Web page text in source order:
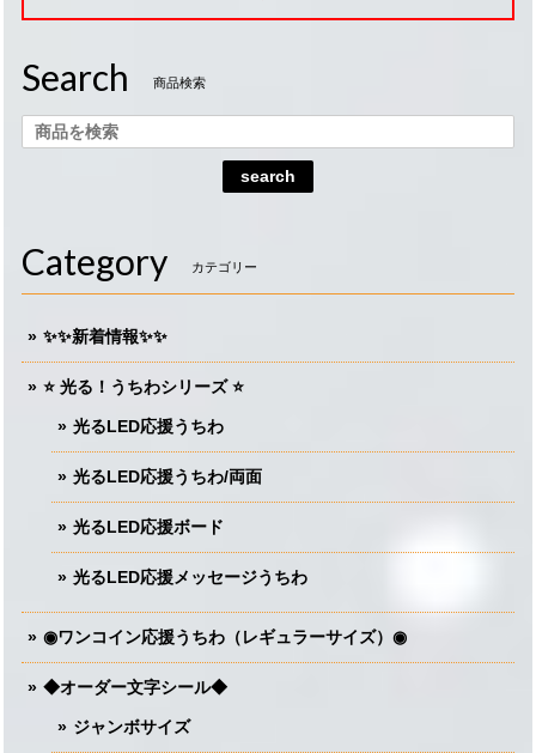
Search 商品検索
search
Category カテゴリー
✨✨新着情報✨✨
⭐️ 光る！うちわシリーズ ⭐️
光るLED応援うちわ
光るLED応援うちわ/両面
光るLED応援ボード
光るLED応援メッセージうちわ
◉ワンコイン応援うちわ（レギュラーサイズ）◉
◆オーダー文字シール◆
ジャンボサイズ